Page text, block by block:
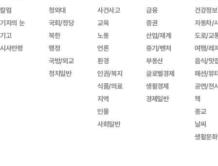
칼럼
기자의 눈
기고
시사만평
청와대
국회/정당
북한
행정
국방/외교
정치일반
사건사고
교육
노동
언론
환경
인권/복지
식품/의료
지역
인물
사회일반
금융
증권
산업/재계
중기/벤처
부동산
글로벌경제
생활경제
경제일반
건강정보
자동차/
도로/교
여행/레
음식/맛
패션/뷰
공연/전
책
종교
날씨
생활문